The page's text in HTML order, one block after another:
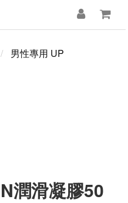
男性專用 UP
潤滑凝膠50